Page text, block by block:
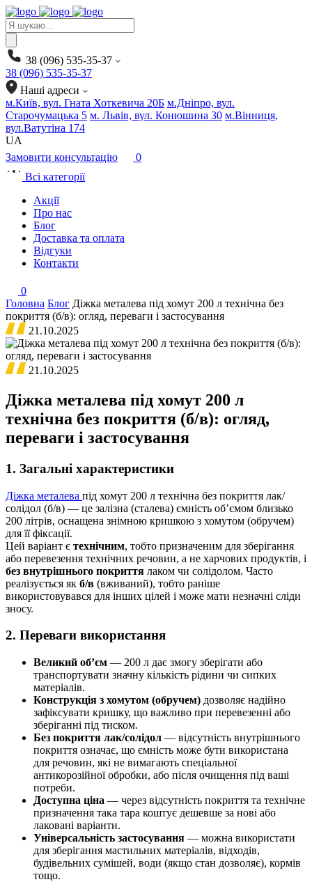
Products
search
38 (096) 535-35-37
38 (096) 535-35-37
Наші адреси
м.Київ, вул. Гната Хоткевича 20Б м.Дніпро, вул.
Старочумацька 5 м. Львів, вул. Конюшина 30 м.Вінниця,
вул.Ватутіна 174
UA
Замовити консультацію
0
Всі категорії
Акції
Про нас
Блог
Доставка та оплата
Відгуки
Контакти
0
Головна Блог Діжка металева під хомут 200 л технічна без
покриття (б/в): огляд, переваги і застосування
21.10.2025
21.10.2025
Діжка металева під хомут 200 л
технічна без покриття (б/в): огляд,
переваги і застосування
1. Загальні характеристики
Діжка металева під хомут 200 л технічна без покриття лак/
солідол (б/в) — це залізна (сталева) ємність об’ємом близько
200 літрів, оснащена знімною кришкою з хомутом (обручем)
для її фіксації.
Цей варіант є технічним, тобто призначеним для зберігання
або перевезення технічних речовин, а не харчових продуктів, і
без внутрішнього покриття лаком чи солідолом. Часто
реалізується як б/в (вживаний), тобто раніше
використовувався для інших цілей і може мати незначні сліди
зносу.
2. Переваги використання
Великий об’єм — 200 л дає змогу зберігати або
транспортувати значну кількість рідини чи сипких
матеріалів.
Конструкція з хомутом (обручем) дозволяє надійно
зафіксувати кришку, що важливо при перевезенні або
зберіганні під тиском.
Без покриття лак/солідол — відсутність внутрішнього
покриття означає, що ємність може бути використана
для речовин, які не вимагають спеціальної
антикорозійної обробки, або після очищення під ваші
потреби.
Доступна ціна — через відсутність покриття та технічне
призначення така тара коштує дешевше за нові або
лаковані варіанти.
Універсальність застосування — можна використати
для зберігання мастильних матеріалів, відходів,
будівельних сумішей, води (якщо стан дозволяє), кормів
тощо.